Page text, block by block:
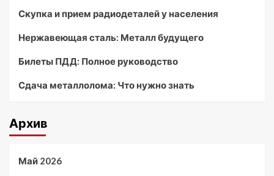
Скупка и прием радиодеталей у населения
Нержавеющая сталь: Металл будущего
Билеты ПДД: Полное руководство
Сдача металлолома: Что нужно знать
Архив
Май 2026